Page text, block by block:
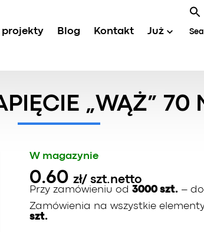
projekty Blog Kontakt Już
„WĄŻ” 70
W magazynie
0.60 zł/ szt.netto
Przy zamówieniu od 3000 szt. –
Zamówienia na wszystkie
szt.